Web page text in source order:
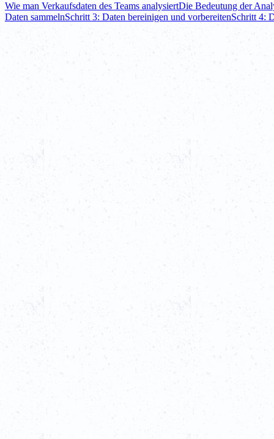
Wie man Verkaufsdaten des Teams analysiertDie Bedeutung der
Daten sammelnSchritt 3: Daten bereinigen und vorbereitenSchritt 4: